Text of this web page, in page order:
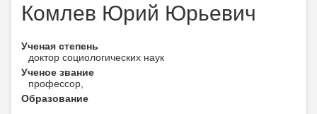
Комлев Юрий Юрьевич
Ученая степень
доктор социологических наук
Ученое звание
профессор,
Образование